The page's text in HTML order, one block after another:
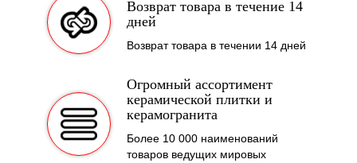
Возврат товара в течение 14
дней
Возврат товара в течении 14 дней
Огромный ассортимент
керамической плитки и
керамогранита
Более 10 000 наименований
товаров ведущих мировых